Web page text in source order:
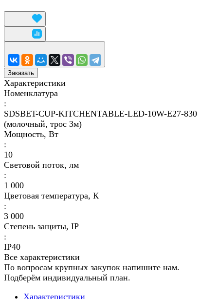
Заказать
Характеристики
Номенклатура
:
SDSBET-CUP-KITCHENTABLE-LED-10W-E27-830
(молочный, трос 3м)
Мощность, Вт
:
10
Световой поток, лм
:
1 000
Цветовая температура, К
:
3 000
Степень защиты, IP
:
IP40
Все характеристики
По вопросам крупных закупок напишите нам.
Подберём индивидуальный план.
Характеристики